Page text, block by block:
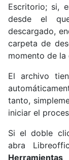
Escritorio; si,
desde el
descargado,
carpeta de
momento de la
El archivo
tanto,
iniciar el
Si el doble
abra